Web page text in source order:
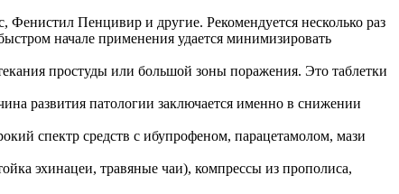
Пенцивир и другие. Рекомендуется несколько раз
начале применения удается минимизировать
простуды или большой зоны поражения. Это таблетки
развития патологии заключается именно в снижении
спектр средств с ибупрофеном, парацетамолом, мази
эхинацеи, травяные чаи), компрессы из прополиса,